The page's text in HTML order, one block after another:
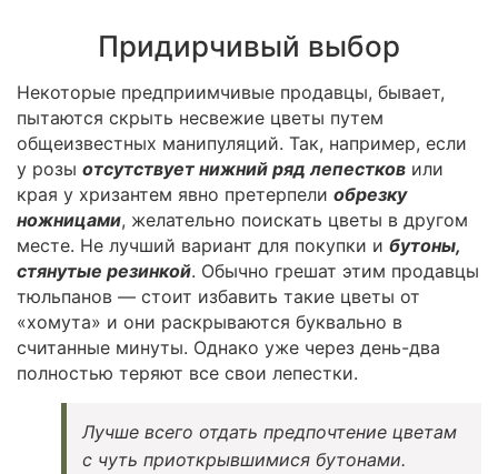
Придирчивый выбор
Некоторые предприимчивые продавцы, бывает,
пытаются скрыть несвежие цветы путем
общеизвестных манипуляций. Так, например, если
у розы отсутствует нижний ряд лепестков или
края у хризантем явно претерпели обрезку
ножницами, желательно поискать цветы в другом
месте. Не лучший вариант для покупки и бутоны,
стянутые резинкой. Обычно грешат этим продавцы
тюльпанов — стоит избавить такие цветы от
«хомута» и они раскрываются буквально в
считанные минуты. Однако уже через день-два
полностью теряют все свои лепестки.
Лучше всего отдать предпочтение цветам
с чуть приоткрывшимися бутонами.